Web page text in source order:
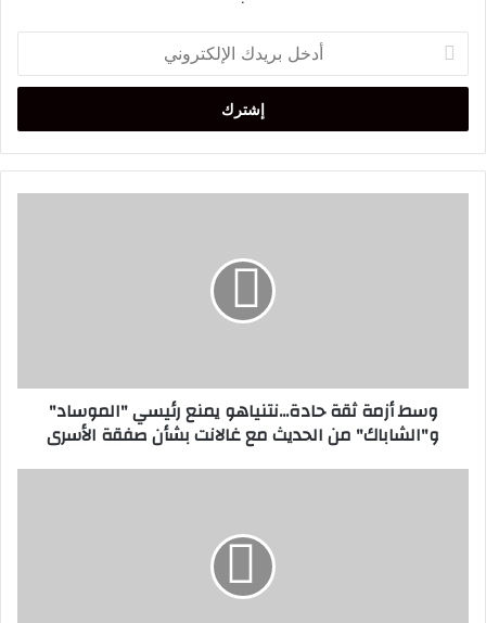
بريدك
الإلكتروني
من
الحديثوسط أزمة ثقة حادة...نتنياهو يمنع رئيسي "الموساد"
و"الشاباك" من الحديث مع غالانت بشأن صفقة الأسرى